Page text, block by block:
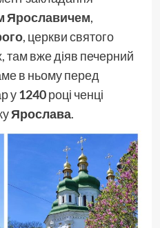
Ярославичем,
, церкви святого
вже діяв печерний
в ньому перед
у1240році ченці
Ярослава.